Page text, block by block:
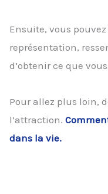
Ensuite, vous
représentation,
d’obtenir ce que
Pour allez plus loin,
l’attraction.
dans la vie.